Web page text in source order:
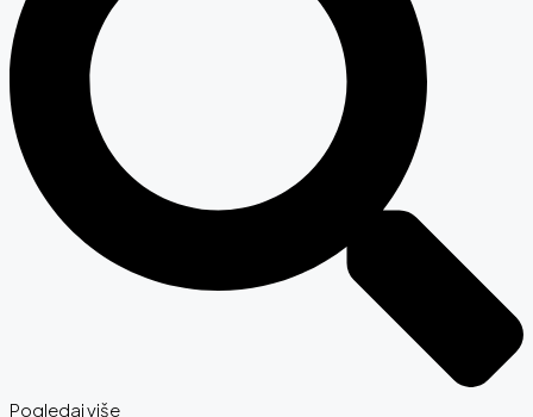
Pogledaj više